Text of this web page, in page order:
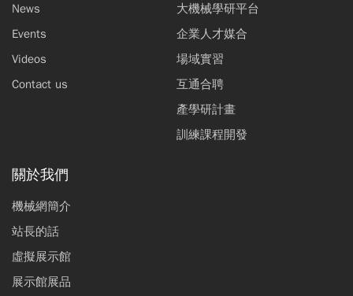
News
Events
Videos
Contact us
大機械學研平台
企業人才媒合
場域實習
互通合聘
產學研計畫
訓練課程開發
關於我們
機械網簡介
站長的話
虛擬展示館
展示館展品